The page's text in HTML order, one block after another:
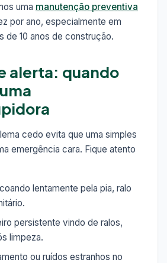
uma manutenção preventiva
por ano, especialmente em
de 10 anos de construção.
alerta: quando
cedo evita que uma simples
emergência cara. Fique atento
lentamente pela pia, ralo
persistente vindo de ralos,
limpeza.
ou ruídos estranhos no